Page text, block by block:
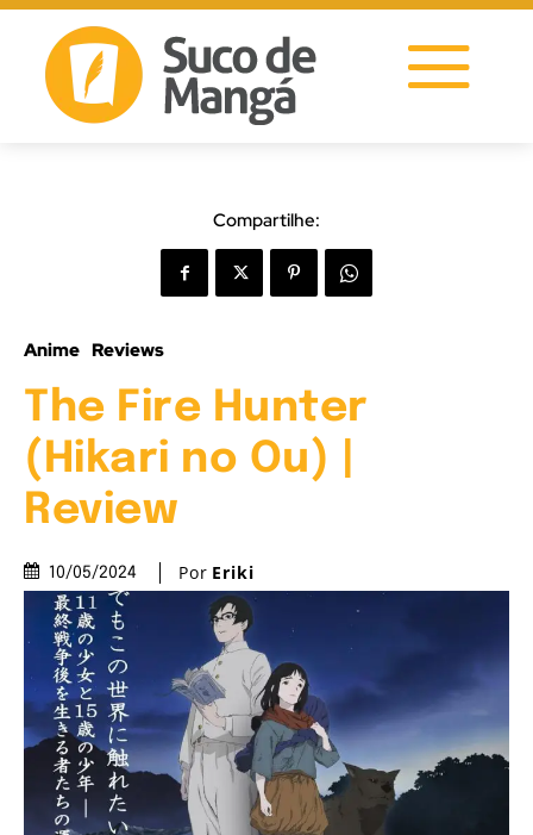
Compartilhe:
Anime Reviews
The Fire Hunter
(Hikari no Ou) |
Review
10/05/2024 Por Eriki